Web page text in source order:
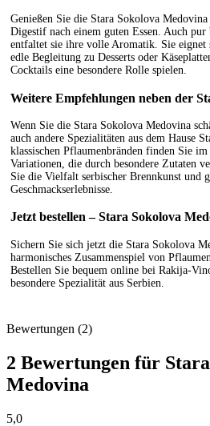
Genießen Sie die Stara Sokolova
Digestif nach einem guten Essen. Auch
entfaltet sie ihre volle Aromatik. Sie eignet
edle Begleitung zu Desserts oder
Cocktails eine besondere Rolle spielen.
Weitere Empfehlungen neben der
Wenn Sie die Stara Sokolova Medovina
auch andere Spezialitäten aus dem Hause
klassischen Pflaumenbränden finden Sie
Variationen, die durch besondere Zutaten
Sie die Vielfalt serbischer Brennkunst und
Geschmackserlebnisse.
Jetzt bestellen – Stara Sokolova
Sichern Sie sich jetzt die Stara Sokolova
harmonisches Zusammenspiel von
Bestellen Sie bequem online bei Rakija-
besondere Spezialität aus Serbien.
Bewertungen (2)
2 Bewertungen für
Medovina
5,0